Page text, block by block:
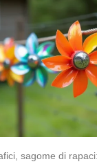
sagome di